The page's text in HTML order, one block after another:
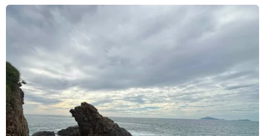
WeWork và hạn chế hơn nữa tầm ảnh hưởng của CEO
đồng thời là người đồng sáng lập Adam Neumann.